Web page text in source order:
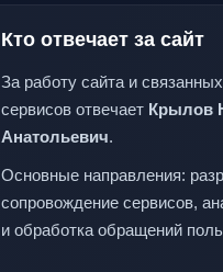
Кто отвечает за сайт
За работу сайта и
сервисов отвечает Крылов
Анатольевич.
Основные направления:
сопровождение сервисов,
и обработка обращений